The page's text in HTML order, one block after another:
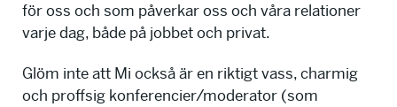
för oss och som påverkar oss och våra relationer
varje dag, både på jobbet och privat.
Glöm inte att Mi också är en riktigt vass, charmig
och proffsig konferencier/moderator (som